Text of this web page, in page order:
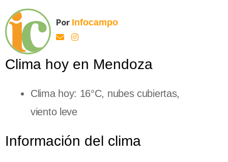
Por Infocampo
Clima hoy en Mendoza
Clima hoy: 16°C, nubes cubiertas,
viento leve
Información del clima